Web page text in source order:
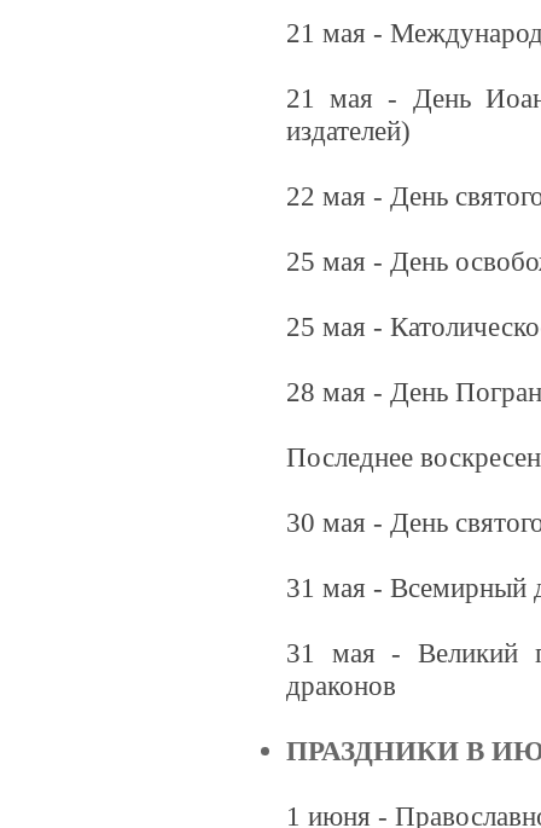
21 мая -
21 мая - День
издателей)
22 мая - День
25 мая - День
25 мая -
28 мая - День
Последнее
30 мая - День
31 мая - Всемирный
31 мая - Великий
драконов
ПРАЗДНИКИ В
1 июня -